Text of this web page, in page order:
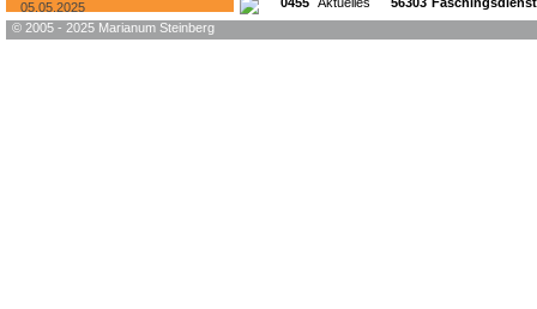
05.05.2025
© 2005 - 2025 Marianum Steinberg